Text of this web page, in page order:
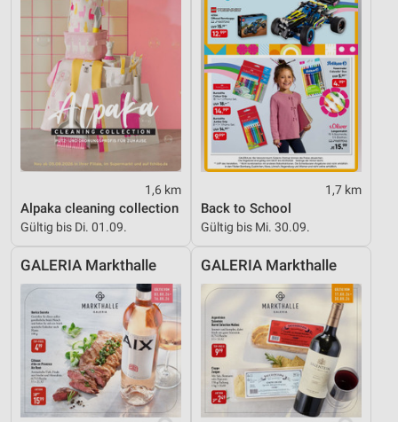
1,6 km
Alpaka cleaning collection
Gültig bis Di. 01.09.
1,7 km
Back to School
Gültig bis Mi. 30.09.
GALERIA Markthalle GALERIA Markthalle